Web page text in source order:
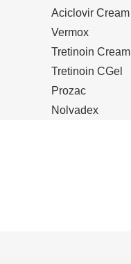
Aciclovir Cream
Vermox
Tretinoin Cream
Tretinoin CGel
Prozac
Nolvadex